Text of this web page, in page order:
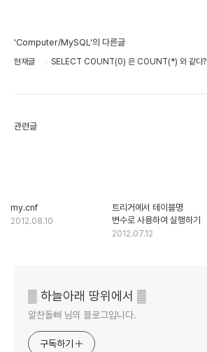
'Computer/MySQL'의 다른글
현재글 SELECT COUNT(0) 은 COUNT(*) 와 같다?
관련글
my.cnf
2012.08.10
트리거에서 테이블명
변수로 사용하여 실행하기
2012.07.12
▒ 하늘아래 땅위에서 ▒
알찬돌삐 님의 블로그입니다.
구독하기